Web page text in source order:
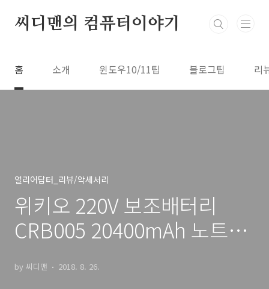
씨디맨의 컴퓨터이야기
홈 소개 윈도우10/11팁 블로그팁 리
얼리어답터_리뷰/악세서리
위키오 220V 보조배터리
CRB005 20400mAh 노트북
by 씨디맨 2018. 8. 26.